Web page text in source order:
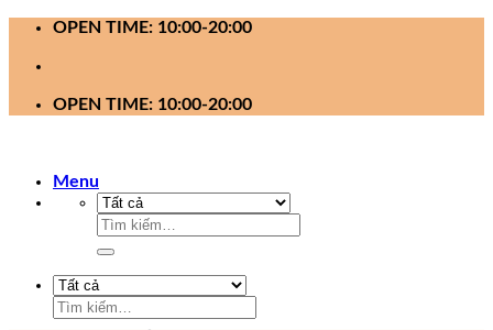
OPEN TIME: 10:00-20:00
OPEN TIME: 10:00-20:00
Menu
Tìm
Tìm